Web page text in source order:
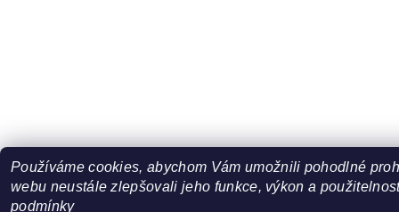
Používáme cookies, abychom Vám umožnili pohodlné
webu neustále zlepšovali jeho funkce, výkon a
podmínky